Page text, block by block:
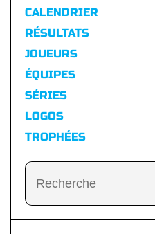
CALENDRIER
RÉSULTATS
JOUEURS
ÉQUIPES
SÉRIES
LOGOS
TROPHÉES